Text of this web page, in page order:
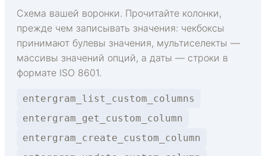
Схема вашей воронки. Прочитайте колонки,
прежде чем записывать значения: чекбоксы
принимают булевы значения, мультиселекты —
массивы значений опций, а даты — строки в
формате ISO 8601.
entergram_list_custom_columns
entergram_get_custom_column
entergram_create_custom_column